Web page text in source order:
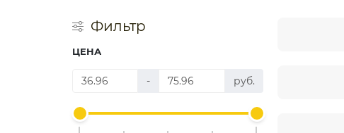
Фильтр
ЦЕНА
- руб.